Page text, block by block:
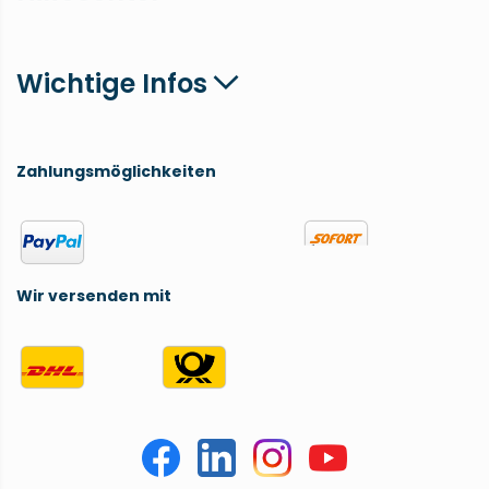
Wichtige Infos
Zahlungsmöglichkeiten